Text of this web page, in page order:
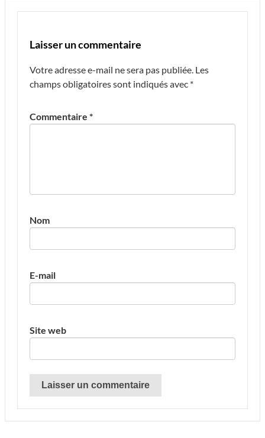
Laisser un commentaire
Votre adresse e-mail ne sera pas publiée. Les
champs obligatoires sont indiqués avec *
Commentaire *
Nom
E-mail
Site web